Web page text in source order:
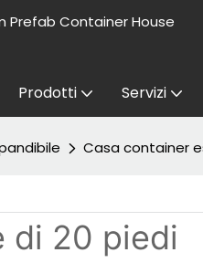
Prefab Container House
Prodotti Servizi
Casa container